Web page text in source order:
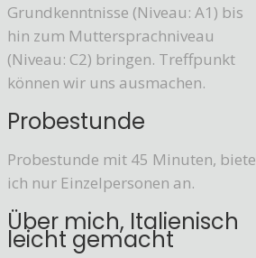
Grundkenntnisse (Niveau: A1) bis
hin zum Muttersprachniveau
(Niveau: C2) bringen. Treffpunkt
können wir uns ausmachen.
Probestunde
Probestunde mit 45 Minuten, biete
ich nur Einzelpersonen an.
Über mich, Italienisch
leicht gemacht